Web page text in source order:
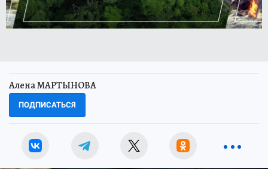
Алена МАРТЫНОВА
ПОДПИСАТЬСЯ